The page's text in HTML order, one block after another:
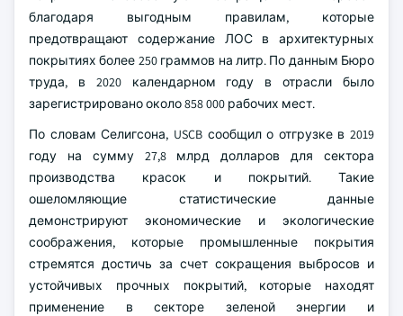
благодаря выгодным правилам, которые
предотвращают содержание ЛОС в архитектурных
покрытиях более 250 граммов на литр. По данным Бюро
труда, в 2020 календарном году в отрасли было
зарегистрировано около 858 000 рабочих мест.
По словам Селигсона, USCB сообщил о отгрузке в 2019
году на сумму 27,8 млрд долларов для сектора
производства красок и покрытий. Такие
ошеломляющие статистические данные
демонстрируют экономические и экологические
соображения, которые промышленные покрытия
стремятся достичь за счет сокращения выбросов и
устойчивых прочных покрытий, которые находят
применение в секторе зеленой энергии и